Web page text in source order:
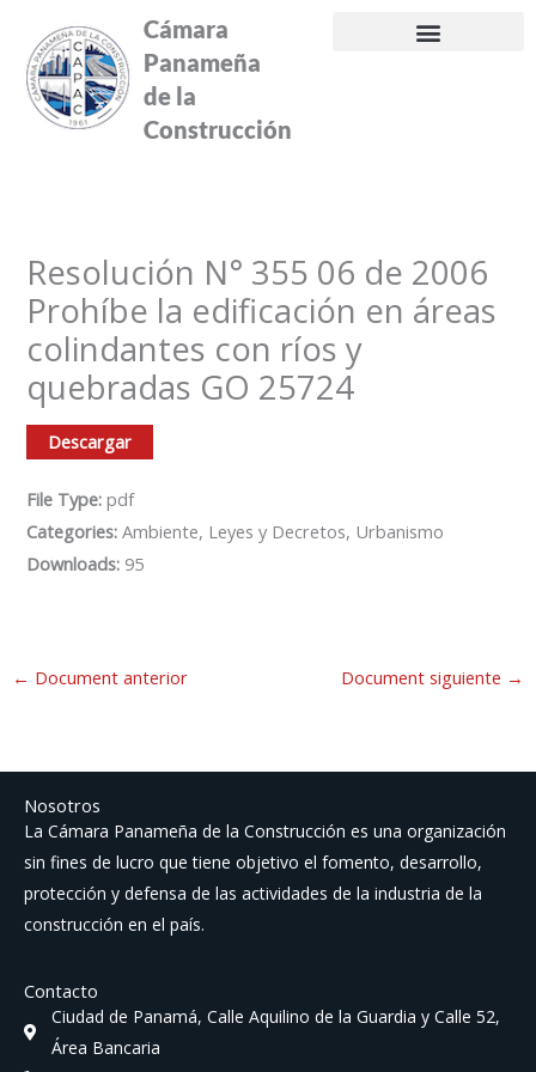
contenido
Cámara
Panameña
de la
Construcción
Resolución N° 355 06 de 2006
Prohíbe la edificación en áreas
colindantes con ríos y
quebradas GO 25724
Descargar
File Type:pdf
Categories:Ambiente, Leyes y Decretos, Urbanismo
Downloads: 95
← Document anterior Document siguiente →
Nosotros
La Cámara Panameña de la Construcción es una organización
sin fines de lucro que tiene objetivo el fomento, desarrollo,
protección y defensa de las actividades de la industria de la
construcción en el país.
Contacto
Ciudad de Panamá, Calle Aquilino de la Guardia y Calle 52,
Área Bancaria